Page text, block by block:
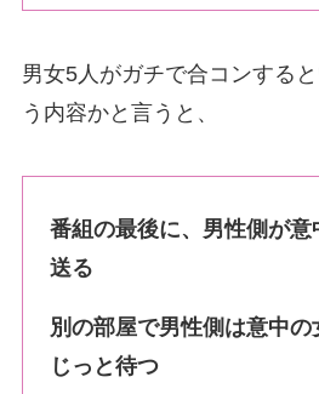
男女5人がガチで合コンする
う内容かと言うと、
番組の最後に、男性側が
送る
別の部屋で男性側は意中
じっと待つ